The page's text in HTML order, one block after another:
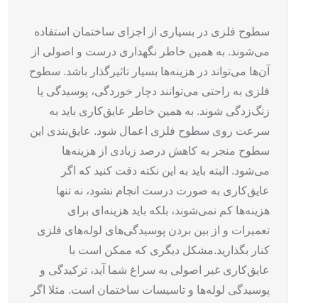
سطوح فلزی در بسیاری از اجزای ساختمان استفاده
می‌شوند. به همین خاطر نگهداری درست و اصولی از
آن‌ها می‌تواند در هزینه‌ها بسیار تاثیرگذار باشد. سطوح
فلزی به راحتی می‌توانند دچار خوردگی، پوسیدگی یا
زنگ‌زدگی شوند. به همین خاطر عایق‌کاری باید به
سرعت روی سطوح فلزی اعمال شود. عایق‌بندی این
سطوح منجر به کاهش درصد زیادی از هزینه‌ها
می‌شود. البته باید به این نکته دقت کنید که اگر
عایق‌کاری به صورت درست انجام نشود، نه تنها
هزینه‌ها کم نمی‌شوند، بلکه باید هزینه‌ای برای
تعمیرات و از بین بردن پوسیدگی‌های لوله‌های فلزی
کنار بگذارید.مشکل دیگری که ممکن است با
عایق‌کاری غیر اصولی به سراغ شما آید، ترکیدگی و
پوسیدگی لوله‌ها و تاسیسات ساختمان است. مثلا اگر